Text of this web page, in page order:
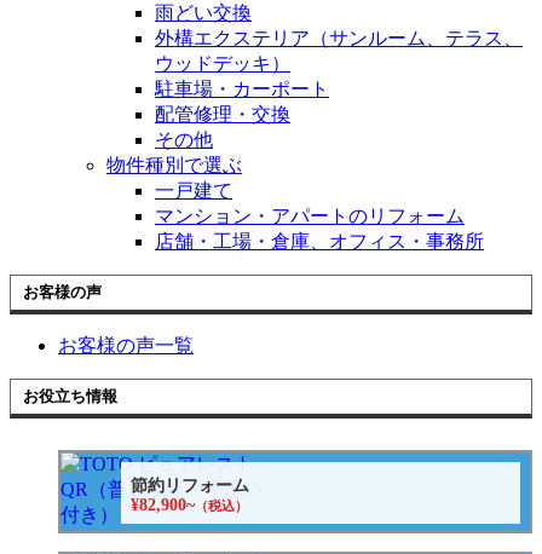
雨どい交換
外構エクステリア（サンルーム、テラス、
ウッドデッキ）
駐車場・カーポート
配管修理・交換
その他
物件種別で選ぶ
一戸建て
マンション・アパートのリフォーム
店舗・工場・倉庫、オフィス・事務所
お客様の声
お客様の声一覧
お役立ち情報
節約リフォーム
¥82,900~（税込）